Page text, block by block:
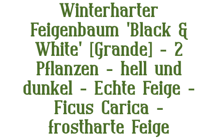
Winterharter
Feigenbaum 'Black &
White' [Grande] - 2
Pflanzen - hell und
dunkel - Echte Feige -
Ficus Carica -
frostharte Feige